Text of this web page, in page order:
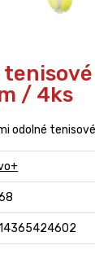
/ 4ks
odolné